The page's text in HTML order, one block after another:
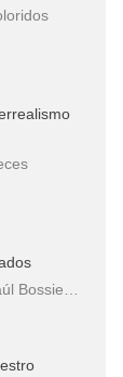
Bossie…